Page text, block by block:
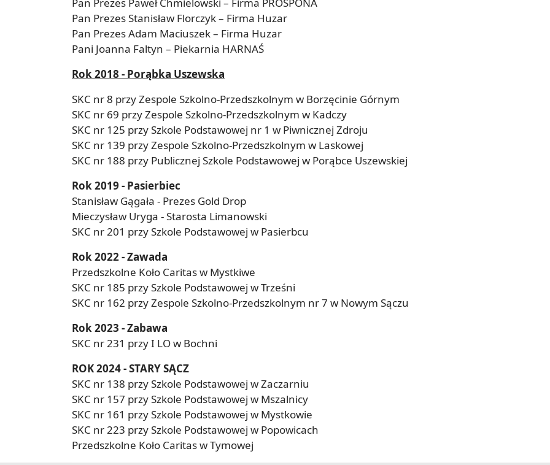
Pan Prezes Paweł Chmielowski – Firma PROSPONA
Pan Prezes Stanisław Florczyk – Firma Huzar
Pan Prezes Adam Maciuszek – Firma Huzar
Pani Joanna Faltyn – Piekarnia HARNAŚ
Rok 2018 - Porąbka Uszewska
SKC nr 8 przy Zespole Szkolno-Przedszkolnym w Borzęcinie Górnym
SKC nr 69 przy Zespole Szkolno-Przedszkolnym w Kadczy
SKC nr 125 przy Szkole Podstawowej nr 1 w Piwnicznej Zdroju
SKC nr 139 przy Zespole Szkolno-Przedszkolnym w Laskowej
SKC nr 188 przy Publicznej Szkole Podstawowej w Porąbce Uszewskiej
Rok 2019 - Pasierbiec
Stanisław Gągała - Prezes Gold Drop
Mieczysław Uryga - Starosta Limanowski
SKC nr 201 przy Szkole Podstawowej w Pasierbcu
Rok 2022 - Zawada
Przedszkolne Koło Caritas w Mystkiwe
SKC nr 185 przy Szkole Podstawowej w Trześni
SKC nr 162 przy Zespole Szkolno-Przedszkolnym nr 7 w Nowym Sączu
Rok 2023 - Zabawa
SKC nr 231 przy I LO w Bochni
ROK 2024 - STARY SĄCZ
SKC nr 138 przy Szkole Podstawowej w Zaczarniu
SKC nr 157 przy Szkole Podstawowej w Mszalnicy
SKC nr 161 przy Szkole Podstawowej w Mystkowie
SKC nr 223 przy Szkole Podstawowej w Popowicach
Przedszkolne Koło Caritas w Tymowej